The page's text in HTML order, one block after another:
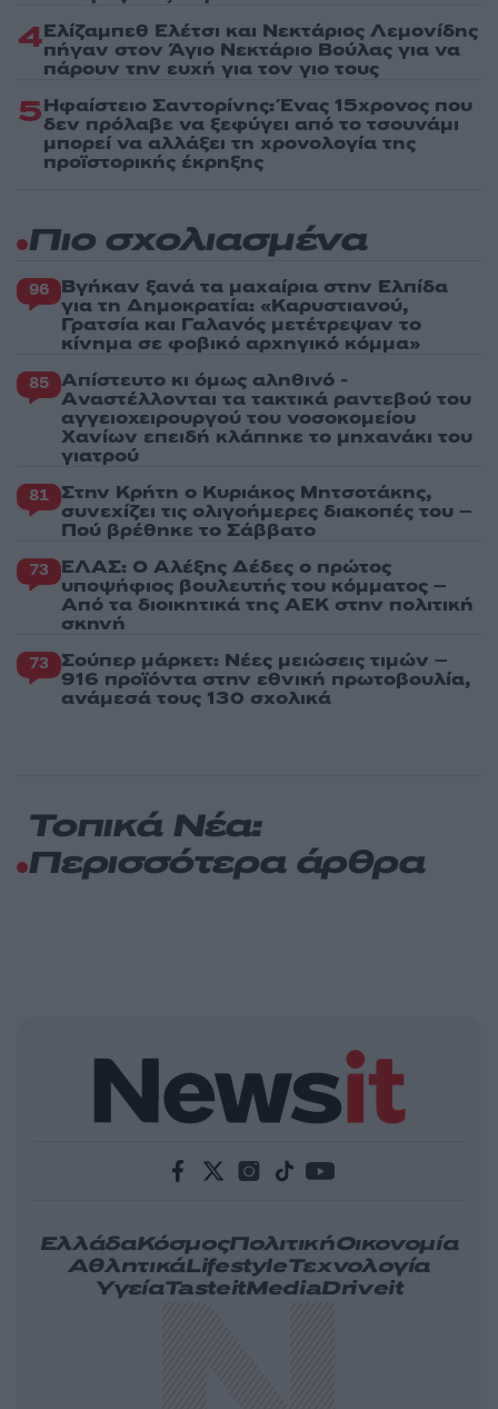
4Ελίζαμπεθ Ελέτσι και Νεκτάριος Λεμονίδης
πήγαν στον Άγιο Νεκτάριο Βούλας για να
πάρουν την ευχή για τον γιο τους
5Ηφαίστειο Σαντορίνης: Ένας 15χρονος που
δεν πρόλαβε να ξεφύγει από το τσουνάμι
μπορεί να αλλάξει τη χρονολογία της
προϊστορικής έκρηξης
Πιο σχολιασμένα
96 Βγήκαν ξανά τα μαχαίρια στην Ελπίδα
για τη Δημοκρατία: «Καρυστιανού,
Γρατσία και Γαλανός μετέτρεψαν το
κίνημα σε φοβικό αρχηγικό κόμμα»
85 Απίστευτο κι όμως αληθινό -
Aναστέλλονται τα τακτικά ραντεβού του
αγγειοχειρουργού του νοσοκομείου
Χανίων επειδή κλάπηκε το μηχανάκι του
γιατρού
81 Στην Κρήτη ο Κυριάκος Μητσοτάκης,
συνεχίζει τις ολιγοήμερες διακοπές του –
Πού βρέθηκε το Σάββατο
73 ΕΛΑΣ: Ο Αλέξης Δέδες ο πρώτος
υποψήφιος βουλευτής του κόμματος –
Από τα διοικητικά της ΑΕΚ στην πολιτική
σκηνή
73 Σούπερ μάρκετ: Νέες μειώσεις τιμών –
916 προϊόντα στην εθνική πρωτοβουλία,
ανάμεσά τους 130 σχολικά
Τοπικά Νέα:
Περισσότερα άρθρα
ΕλλάδαΚόσμοςΠολιτικήΟικονομία
ΑθλητικάLifestyleΤεχνολογία
ΥγείαTasteitMediaDriveit